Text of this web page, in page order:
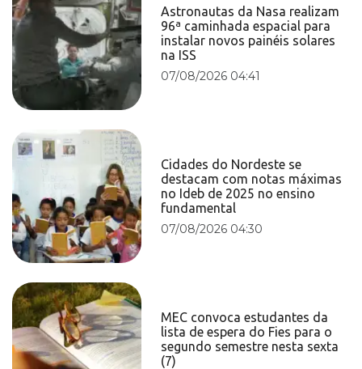
Astronautas da Nasa realizam
96ª caminhada espacial para
instalar novos painéis solares
na ISS
07/08/2026 04:41
Cidades do Nordeste se
destacam com notas máximas
no Ideb de 2025 no ensino
fundamental
07/08/2026 04:30
MEC convoca estudantes da
lista de espera do Fies para o
segundo semestre nesta sexta
(7)